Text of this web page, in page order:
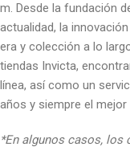
m. Desde la fundación
actualidad, la
era y colección a lo
tiendas Invicta,
línea, así como un
años y siempre el mejor
*En algunos casos, los